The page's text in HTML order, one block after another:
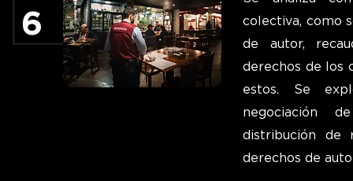
colectiva, como
de autor,
derechos de los
estos. Se
negociación
distribución de
derechos de
6